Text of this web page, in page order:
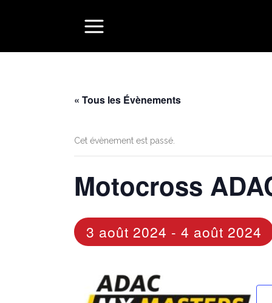
« Tous les Évènements
Cet évènement est passé.
Motocross
3 août 2024 - 4 août 2024